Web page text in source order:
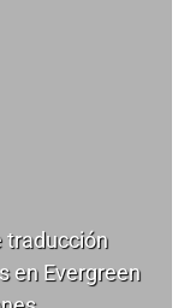
traducción
en Evergreen